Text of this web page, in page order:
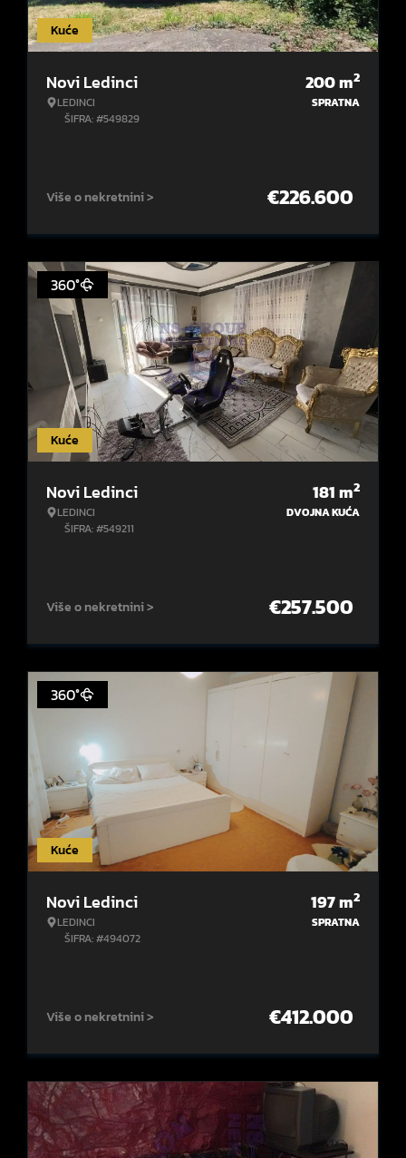
Kuće
Novi Ledinci
LEDINCI
ŠIFRA: #549829
200m2
SPRATNA
Više o nekretnini > €226.600
Kuće
360°
Novi Ledinci
LEDINCI
ŠIFRA: #549211
181m2
DVOJNA KUĆA
Više o nekretnini > €257.500
Kuće
360°
Novi Ledinci
LEDINCI
ŠIFRA: #494072
197m2
SPRATNA
Više o nekretnini > €412.000